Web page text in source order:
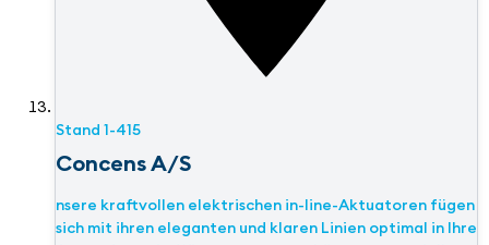
Stand 1-415
Concens A/S
nsere kraftvollen elektrischen in-line-Aktuatoren fügen
sich mit ihren eleganten und klaren Linien optimal in Ihre